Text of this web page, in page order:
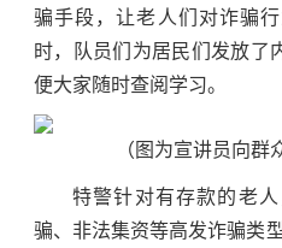
骗手段，让老人们对诈骗
时，队员们为居民们发放了
便大家随时查阅学习。
（图为宣讲员向群
特警针对有存款的老
骗、非法集资等高发诈骗类